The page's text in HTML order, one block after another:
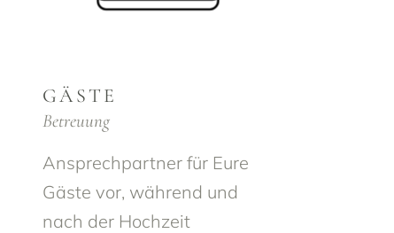
GÄSTE
Betreuung
Ansprechpartner für Eure
Gäste vor, während und
nach der Hochzeit